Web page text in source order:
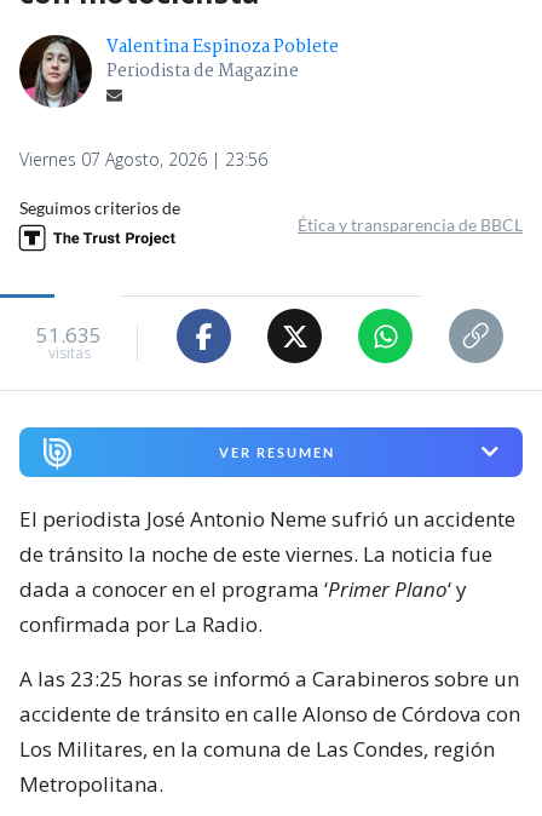
Valentina Espinoza Poblete
Periodista de Magazine
Viernes 07 Agosto, 2026 | 23:56
Seguimos criterios de
Ética y transparencia de BBCL
51.635
visitas
VER RESUMEN
El periodista José Antonio Neme sufrió un accidente
de tránsito la noche de este viernes. La noticia fue
dada a conocer en el programa ‘Primer Plano‘ y
confirmada por La Radio.
A las 23:25 horas se informó a Carabineros sobre un
accidente de tránsito en calle Alonso de Córdova con
Los Militares, en la comuna de Las Condes, región
Metropolitana.